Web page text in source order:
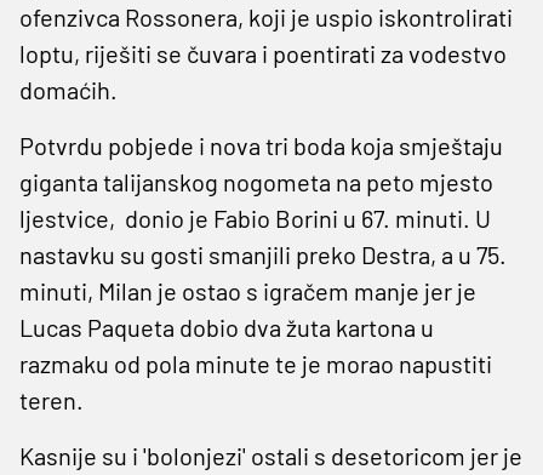
ofenzivca Rossonera, koji je uspio iskontrolirati
loptu, riješiti se čuvara i poentirati za vodestvo
domaćih.
Potvrdu pobjede i nova tri boda koja smještaju
giganta talijanskog nogometa na peto mjesto
ljestvice, donio je Fabio Borini u 67. minuti. U
nastavku su gosti smanjili preko Destra, a u 75.
minuti, Milan je ostao s igračem manje jer je
Lucas Paqueta dobio dva žuta kartona u
razmaku od pola minute te je morao napustiti
teren.
Kasnije su i 'bolonjezi' ostali s desetoricom jer je